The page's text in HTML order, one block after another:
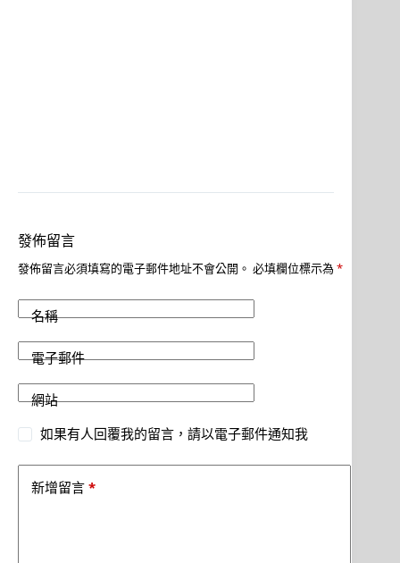
發佈留言
發佈留言必須填寫的電子郵件地址不會公開。 必填欄位標示為 *
名稱
電子郵件
網站
如果有人回覆我的留言，請以電子郵件通知我
新增留言 *